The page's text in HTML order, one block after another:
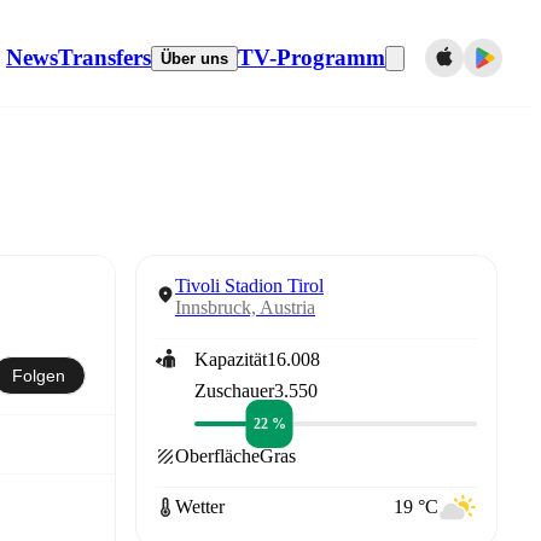
NewsTransfers Über uns TV-Programm
Folgen
Tivoli Stadion Tirol
Innsbruck, Austria
Kapazität16.008
Zuschauer3.550
22 %
OberflächeGras
Wetter 19 °C